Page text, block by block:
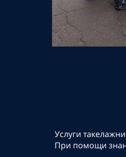
Услуги
При помощи